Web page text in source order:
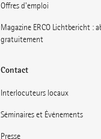
Offres d'emploi
Magazine ERCO Lichtbericht :
gratuitement
Contact
Interlocuteurs locaux
Séminaires et Événements
Presse